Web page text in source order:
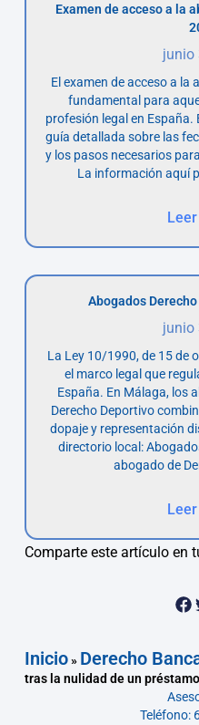
Examen de acceso a la
junio
El examen de acceso a la
fundamental para
profesión legal en
guía detallada sobre las
y los pasos necesarios
La información aquí
Abogados
junio
La Ley 10/1990, de 15 de
el marco legal que
España. En Málaga, los
Derecho Deportivo
dopaje y representación
directorio local:
abogado de
Comparte este artículo en
Inicio» Derecho
tras la nulidad de un
Teléfono: